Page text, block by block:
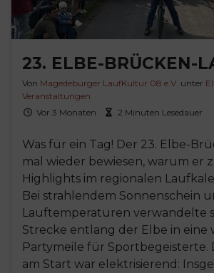
23. ELBE-BRÜCKEN-
Von Magedeburger LaufKultur 08 e.V. unter
Veranstaltungen
Vor 3 Monaten
2 Minuten Lesedauer
Was für ein Tag! Der 23. Elbe-
mal wieder bewiesen, warum er
Highlights im regionalen
Bei strahlendem Sonnenschein
Lauftemperaturen verwandelte
Strecke entlang der Elbe in eine
Partymeile für Sportbegeisterte.
am Start war elektrisierend: